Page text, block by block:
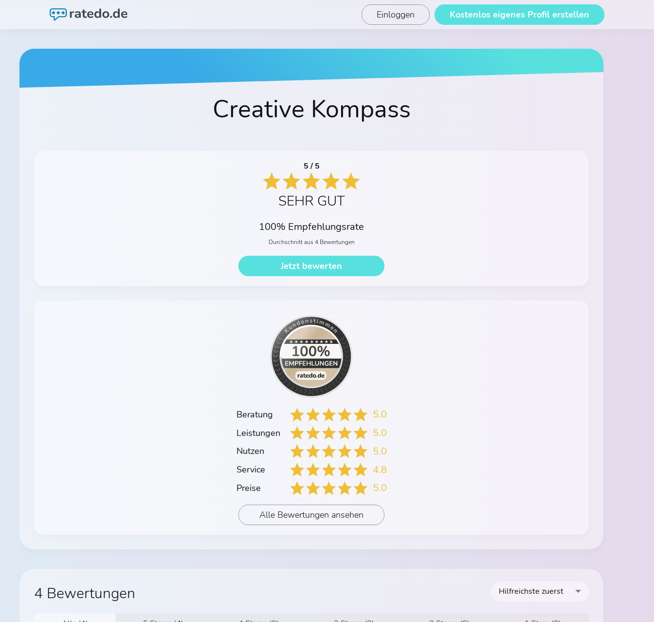
Einloggen Kostenlos eigenes Profil erstellen
Creative Kompass
5 / 5
SEHR GUT
100% Empfehlungsrate
Durchschnitt aus 4 Bewertungen
Jetzt bewerten
Beratung 5.0
Leistungen 5.0
Nutzen 5.0
Service 4.8
Preise 5.0
Alle Bewertungen ansehen
4 Bewertungen Hilfreichste zuerst